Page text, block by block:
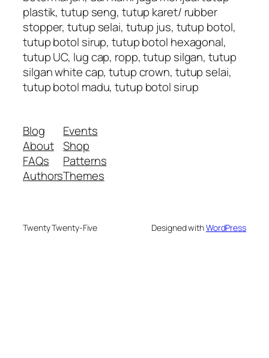
plastik, tutup seng, tutup karet/ rubber
stopper, tutup selai, tutup jus, tutup botol,
tutup botol sirup, tutup botol hexagonal,
tutup UC, lug cap, ropp, tutup silgan, tutup
silgan white cap, tutup crown, tutup selai,
tutup botol madu, tutup botol sirup
Blog
About
FAQs
Authors
Events
Shop
Patterns
Themes
Twenty Twenty-Five Designed withWordPress